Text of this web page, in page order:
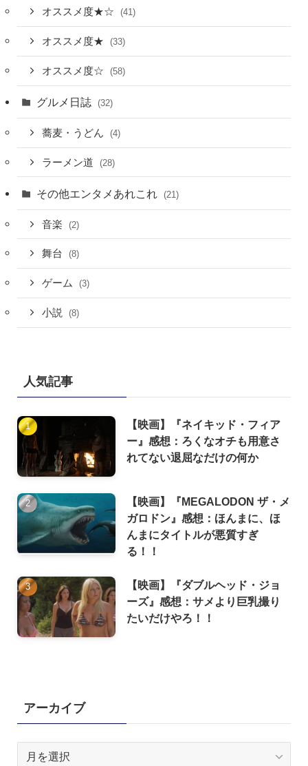
オススメ度★☆ (41)
オススメ度★ (33)
オススメ度☆ (58)
グルメ日誌 (32)
蕎麦・うどん (4)
ラーメン道 (28)
その他エンタメあれこれ (21)
音楽 (2)
舞台 (8)
ゲーム (3)
小説 (8)
人気記事
【映画】『ネイキッド・フィア
ー』感想：ろくなオチも用意さ
れてない退屈なだけの何か
【映画】『MEGALODON ザ・メ
ガロドン』感想：ほんまに、ほ
んまにタイトルが悪質すぎ
る！！
【映画】『ダブルヘッド・ジョ
ーズ』感想：サメより巨乳撮り
たいだけやろ！！
アーカイブ